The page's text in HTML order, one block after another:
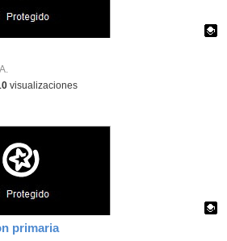
visualizaciones
primaria